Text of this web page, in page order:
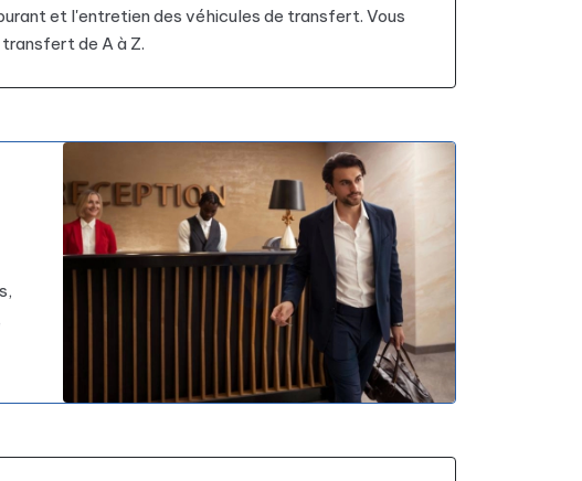
et l'entretien des véhicules de transfert. Vous
de A à Z.